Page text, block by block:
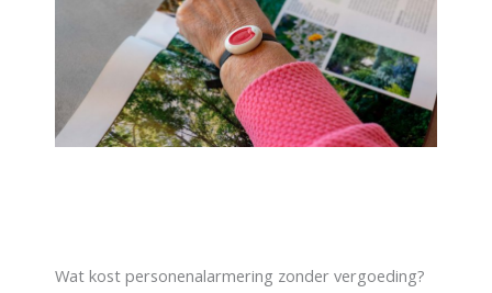
Wat kost personenalarmering zonder vergoeding?